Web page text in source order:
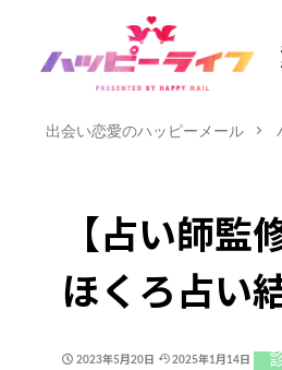
出会い恋愛のハッピーメール
【占い師監
ほくろ占い
2023年5月20日 2025年1月14日